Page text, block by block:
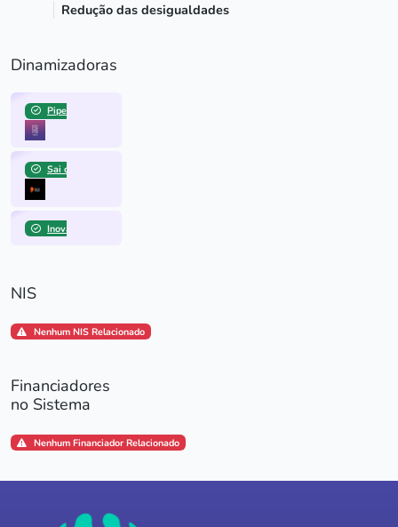
Redução das desigualdades
Dinamizadoras
Pipe Social
Sai do Papel
Inovabra
NIS
Nenhum NIS Relacionado
Financiadores
no Sistema
Nenhum Financiador Relacionado